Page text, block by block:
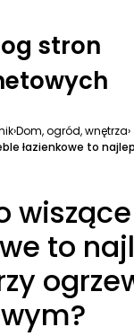
stron
›Dom, ogród, wnętrza›
łazienkowe to
to